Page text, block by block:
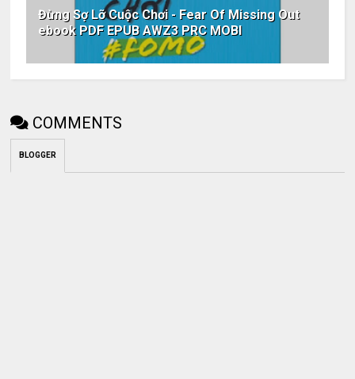
Đừng Sợ Lỡ Cuộc Chơi - Fear Of Missing Out
ebook PDF EPUB AWZ3 PRC MOBI
COMMENTS
BLOGGER